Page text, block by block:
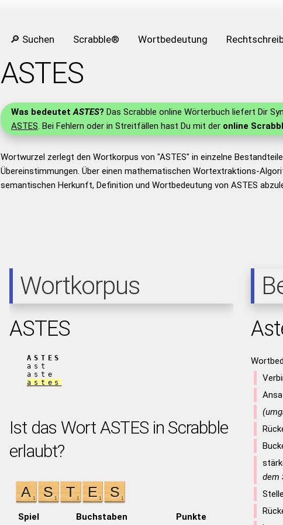
🔎 Suchen Scrabble® Wortbedeutung
ASTES
Was bedeutetASTES? Das Scrabble online Wörterbuch liefert Dir
ASTES. Bei Fehlern oder in Streitfällen hast Du mit der online
Wortwurzel zerlegt den Wortkorpus von "ASTES" in einzelne
Übereinstimmungen. Über einen mathematischen Wortextraktions-
semantischen Herkunft, Definition und Wortbedeutung von ASTES
Wortkorpus
ASTES
ASTES
ast
aste
astes
Ist das Wort ASTES in Scrabble
erlaubt?
Spiel Buchstaben Punkte
dem